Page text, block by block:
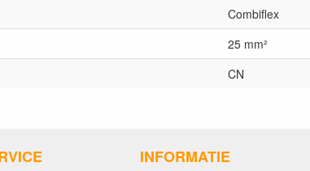
Combiflex
25 mm²
CN
INFORMATIE